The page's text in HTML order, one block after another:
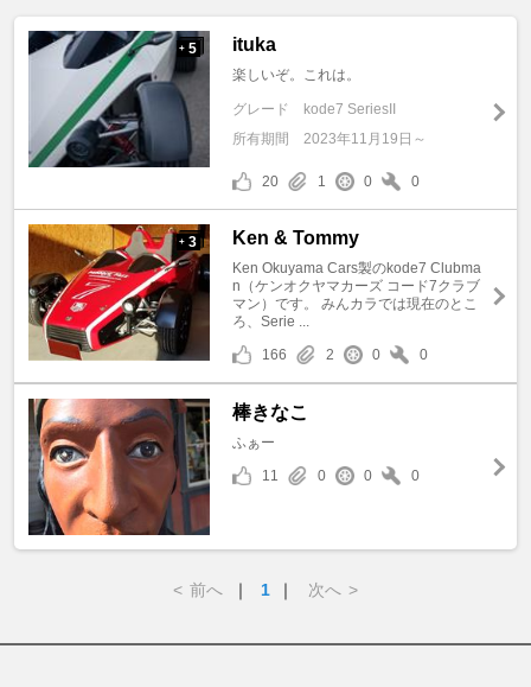
+ 5 ituka
楽しいぞ。これは。
グレード
kode7 SeriesII
所有期間
2023年11月19日～
20 1 0 0
+ 3 Ken & Tommy
Ken Okuyama Cars製のkode7 Clubma
n（ケンオクヤマカーズ コード7クラブ
マン）です。 みんカラでは現在のとこ
ろ、Serie ...
166
2 0 0
棒きなこ
ふぁー
11
0 0 0
< 前へ ｜ 1 ｜ 次へ >